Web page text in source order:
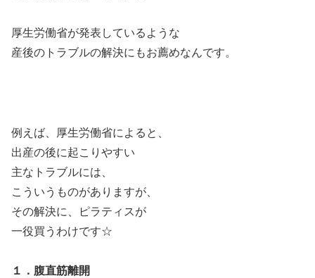
厚生労働省が発表しているような
産後のトラブルの解決にもお薦めなんです。
例えば、厚生労働省によると、
出産の後に起こりやすい
主なトラブルには、
こういうものがありますが、
その解決に、ピラティスが
一役買うわけです☆
１．腹直筋離開